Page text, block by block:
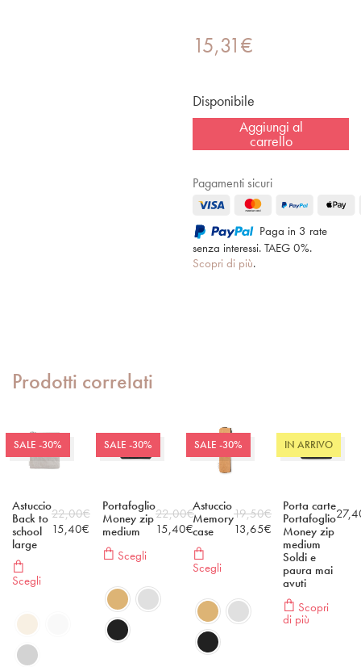
15,31€
Disponibile
Aggiungi al
carrello
Pagamenti sicuri
Paga in 3 rate
senza interessi. TAEG 0%.
Scopri di più.
Prodotti correlati
SALE -30%
Astuccio
Back to
school
large
Scegli
22,00€
15,40€
SALE -30%
Portafoglio
Money zip
medium
Scegli
22,00€
15,40€
SALE -30%
Astuccio
Memory
case
Scegli
19,50€
13,65€
IN ARRIVO
Porta carte
Portafoglio
Money zip
medium
Soldi e
paura mai
avuti
Scopri
di più